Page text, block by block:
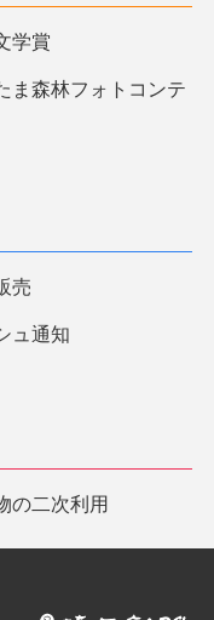
学賞
ま森林フォトコンテ
売
ュ通知
の二次利用